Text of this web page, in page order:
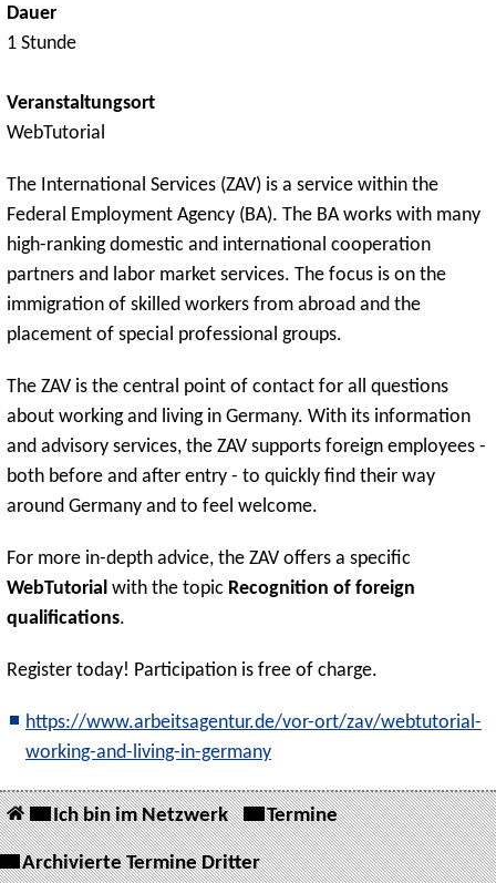
Dauer
1 Stunde
Veranstaltungsort
WebTutorial
The International Services (ZAV) is a service within the
Federal Employment Agency (BA). The BA works with many
high-ranking domestic and international cooperation
partners and labor market services. The focus is on the
immigration of skilled workers from abroad and the
placement of special professional groups.
The ZAV is the central point of contact for all questions
about working and living in Germany. With its information
and advisory services, the ZAV supports foreign employees -
both before and after entry - to quickly find their way
around Germany and to feel welcome.
For more in-depth advice, the ZAV offers a specific
WebTutorial with the topic Recognition of foreign
qualifications.
Register today! Participation is free of charge.
https://www.arbeitsagentur.de/vor-ort/zav/webtutorial-
working-and-living-in-germany
Ich bin im Netzwerk Termine
Archivierte Termine Dritter